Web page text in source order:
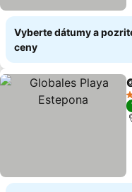
Vyberte dátumy a
ceny